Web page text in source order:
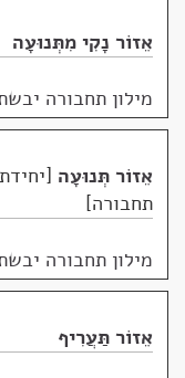
אֵזוֹר נָקִי מִתְּנוּעָה
מילון תחבורה
אֵזוֹר תְּנוּעָה
תחבורה
מילון תחבורה
אֵזוֹר תַּעֲרִיף